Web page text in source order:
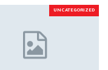
UNCATEGORIZED